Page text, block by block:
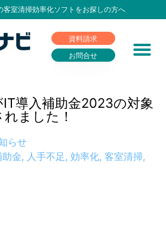
客室清掃効率化ソフトをお探しの方へ
資料請求
お問合せ
IT導入補助金2023の対象
ました！
らせ
金, 人手不足, 効率化, 客室清掃,